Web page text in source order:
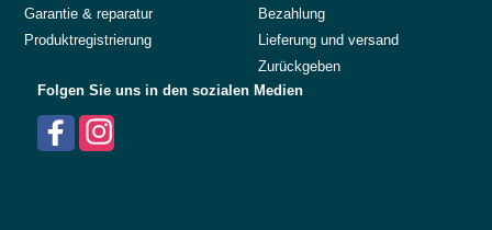
Garantie & reparatur
Produktregistrierung
Bezahlung
Lieferung und versand
Zurückgeben
Folgen Sie uns in den sozialen Medien